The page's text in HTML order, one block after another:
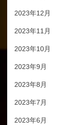
2023年12月
2023年11月
2023年10月
2023年9月
2023年8月
2023年7月
2023年6月